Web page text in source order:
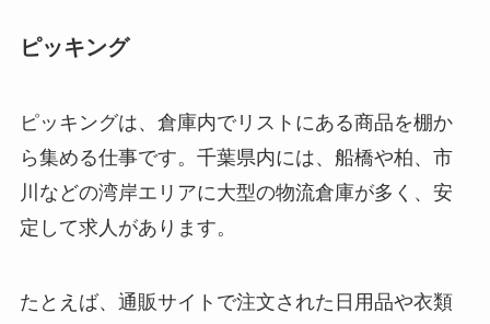
ピッキング
ピッキングは、倉庫内でリストにある商品を棚か
ら集める仕事です。千葉県内には、船橋や柏、市
川などの湾岸エリアに大型の物流倉庫が多く、安
定して求人があります。
たとえば、通販サイトで注文された日用品や衣類